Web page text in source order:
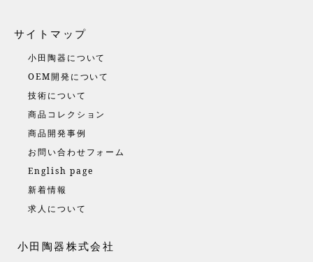
サイトマップ
小田陶器について
OEM開発について
技術について
商品コレクション
商品開発事例
お問い合わせフォーム
English page
新着情報
求人について
小田陶器株式会社